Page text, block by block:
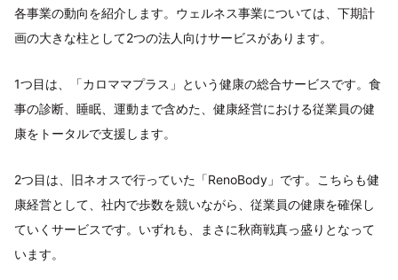
各事業の動向を紹介します。ウェルネス事業については、下期計
画の大きな柱として2つの法人向けサービスがあります。
1つ目は、「カロママプラス」という健康の総合サービスです。食
事の診断、睡眠、運動まで含めた、健康経営における従業員の健
康をトータルで支援します。
2つ目は、旧ネオスで行っていた「RenoBody」です。こちらも健
康経営として、社内で歩数を競いながら、従業員の健康を確保し
ていくサービスです。いずれも、まさに秋商戦真っ盛りとなって
います。